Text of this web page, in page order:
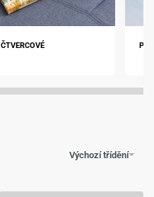
ČTVERCOVÉ
Výchozí třídění